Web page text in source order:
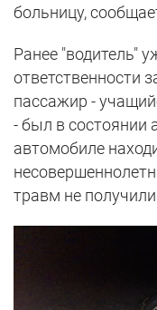
больницу,
Ранее "водитель"
ответственности
пассажир -
- был в состоянии
автомобиле
травм не